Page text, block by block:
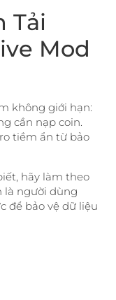
Tải
Mod
không giới hạn:
cần nạp coin.
tiềm ẩn từ bảo
hãy làm theo
là người dùng
để bảo vệ dữ liệu